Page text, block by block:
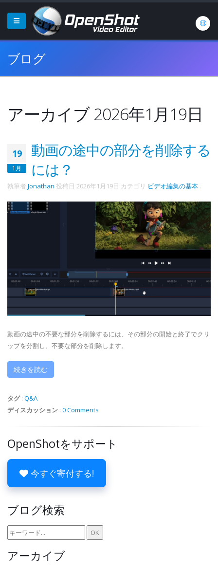
ブログ
アーカイブ 2026年1月19日
19
1月
動画の途中の部分を削除する
には？
執筆者 Jonathan 投稿日 2026年1月19日 カテゴリ ビデオ編集の基本 .
動画の途中の不要な部分を削除するには、その部分の開始と終了でクリ
ップを分割し、不要な部分を削除します。
続きを読む
タグ: Q&A
ディスカッション : 0 Comments
OpenShotをサポート
今すぐ寄付する!
ブログ検索
アーカイブ